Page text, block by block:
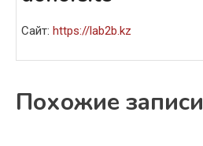
Сайт: https://lab2b.kz
Похожие записи